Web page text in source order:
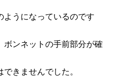
ようになっているのです
ボンネットの手前部分が確
きませんでした。